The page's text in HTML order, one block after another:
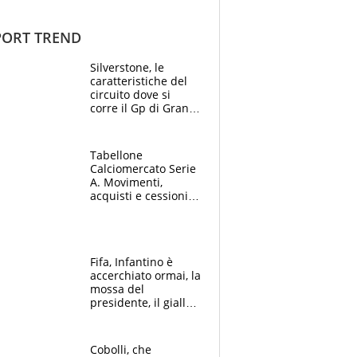
TREND
Silverstone, le
caratteristiche del
circuito dove si
corre il Gp di Gran
Tabellone
Calciomercato Serie
A. Movimenti,
acquisti e cessioni:
Fifa, Infantino è
accerchiato ormai, la
mossa del
presidente, il giallo
Trump
Cobolli, che